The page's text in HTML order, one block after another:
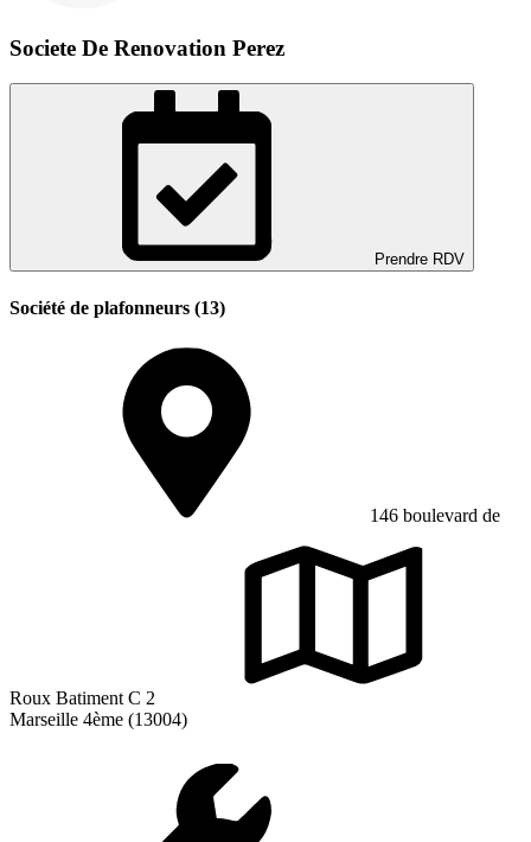
Societe De Renovation Perez
Prendre RDV
Société de plafonneurs (13)
146 boulevard de
Roux Batiment C 2
Marseille 4ème (13004)